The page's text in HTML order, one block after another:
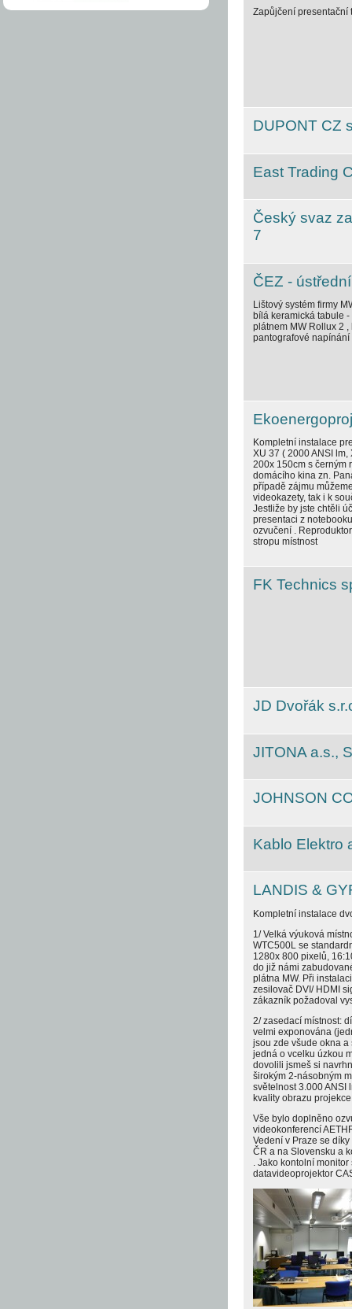
Zapůjčení presentační
DUPONT CZ
East Trading
Český svaz
7
ČEZ -
Lištový systém firmy
bílá keramická tabule
plátnem MW Rollux 2
pantografové
Kompletní instalace
XU 37 ( 2000 ANSI
200x 150cm s černým
domácího kina zn.
případě zájmu
videokazety, tak i k
Jestliže by jste chtěli
presentaci z
ozvučení .
stropu místnost
FK Technics
JD Dvořák
JITONA a.s.,
JOHNSON
Kablo Elektro
LANDIS &
Kompletní instalace
1/ Velká výuková
WTC500L se
1280x 800 pixelů,
do již námi
plátna MW. Při
zesilovač DVI/ HDMI
zákazník požadoval
2/ zasedací místnost:
velmi exponována
jsou zde všude okna a
jedná o vcelku úzkou
dovolili jsmeš si
širokým 2-násobným
světelnost 3.000 ANSI
kvality obrazu
Vše bylo doplněno
videokonferencí
Vedení v Praze se
ČR a na Slovensku a
. Jako kontolní
datavideoprojektor